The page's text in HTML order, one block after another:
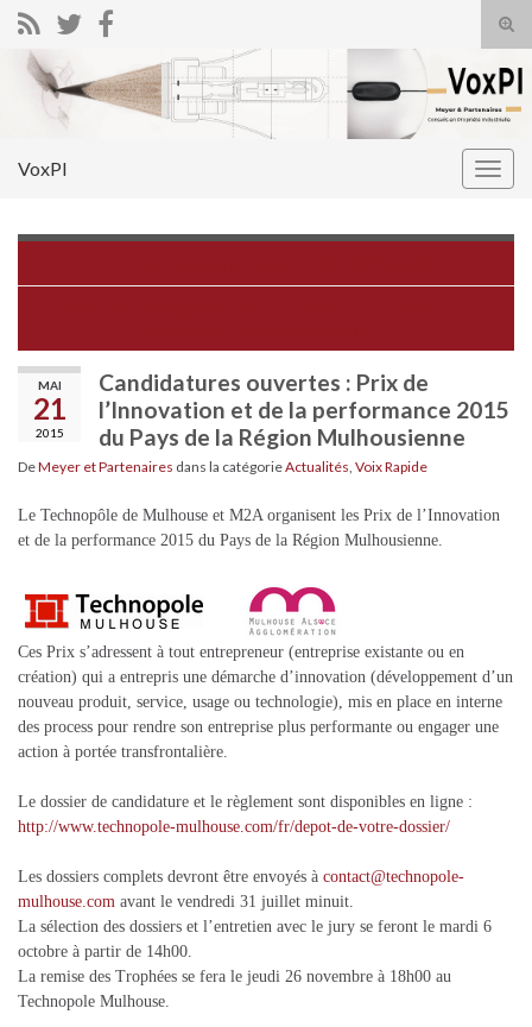
Search for:
VoxPI
MAI
21
2015
Candidatures ouvertes : Prix de
l’Innovation et de la performance 2015
du Pays de la Région Mulhousienne
DeMeyer et Partenaires dans la catégorieActualités Voix Rapide
Le Technopôle de Mulhouse et M2A organisent les Prix de l’Innovation
et de la performance 2015 du Pays de la Région Mulhousienne.
Ces Prix s’adressent à tout entrepreneur (entreprise existante ou en
création) qui a entrepris une démarche d’innovation (développement d’un
nouveau produit, service, usage ou technologie), mis en place en interne
des process pour rendre son entreprise plus performante ou engager une
action à portée transfrontalière.
Le dossier de candidature et le règlement sont disponibles en ligne :
http://www.technopole-mulhouse.com/fr/depot-de-votre-dossier/
Les dossiers complets devront être envoyés à contact@technopole-
mulhouse.com avant le vendredi 31 juillet minuit.
La sélection des dossiers et l’entretien avec le jury se feront le mardi 6
octobre à partir de 14h00.
La remise des Trophées se fera le jeudi 26 novembre à 18h00 au
Technopole Mulhouse.